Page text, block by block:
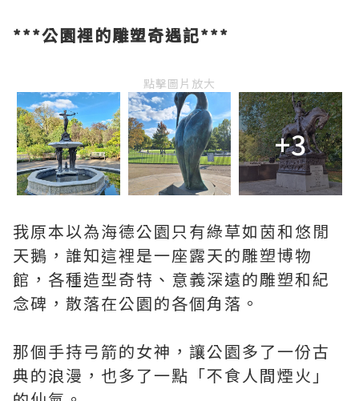
***公園裡的雕塑奇遇記***
點擊圖片放大
+3
我原本以為海德公園只有綠草如茵和悠閒
天鵝，誰知這裡是一座露天的雕塑博物
館，各種造型奇特、意義深遠的雕塑和紀
念碑，散落在公園的各個角落。
那個手持弓箭的女神，讓公園多了一份古
典的浪漫，也多了一點「不食人間煙火」